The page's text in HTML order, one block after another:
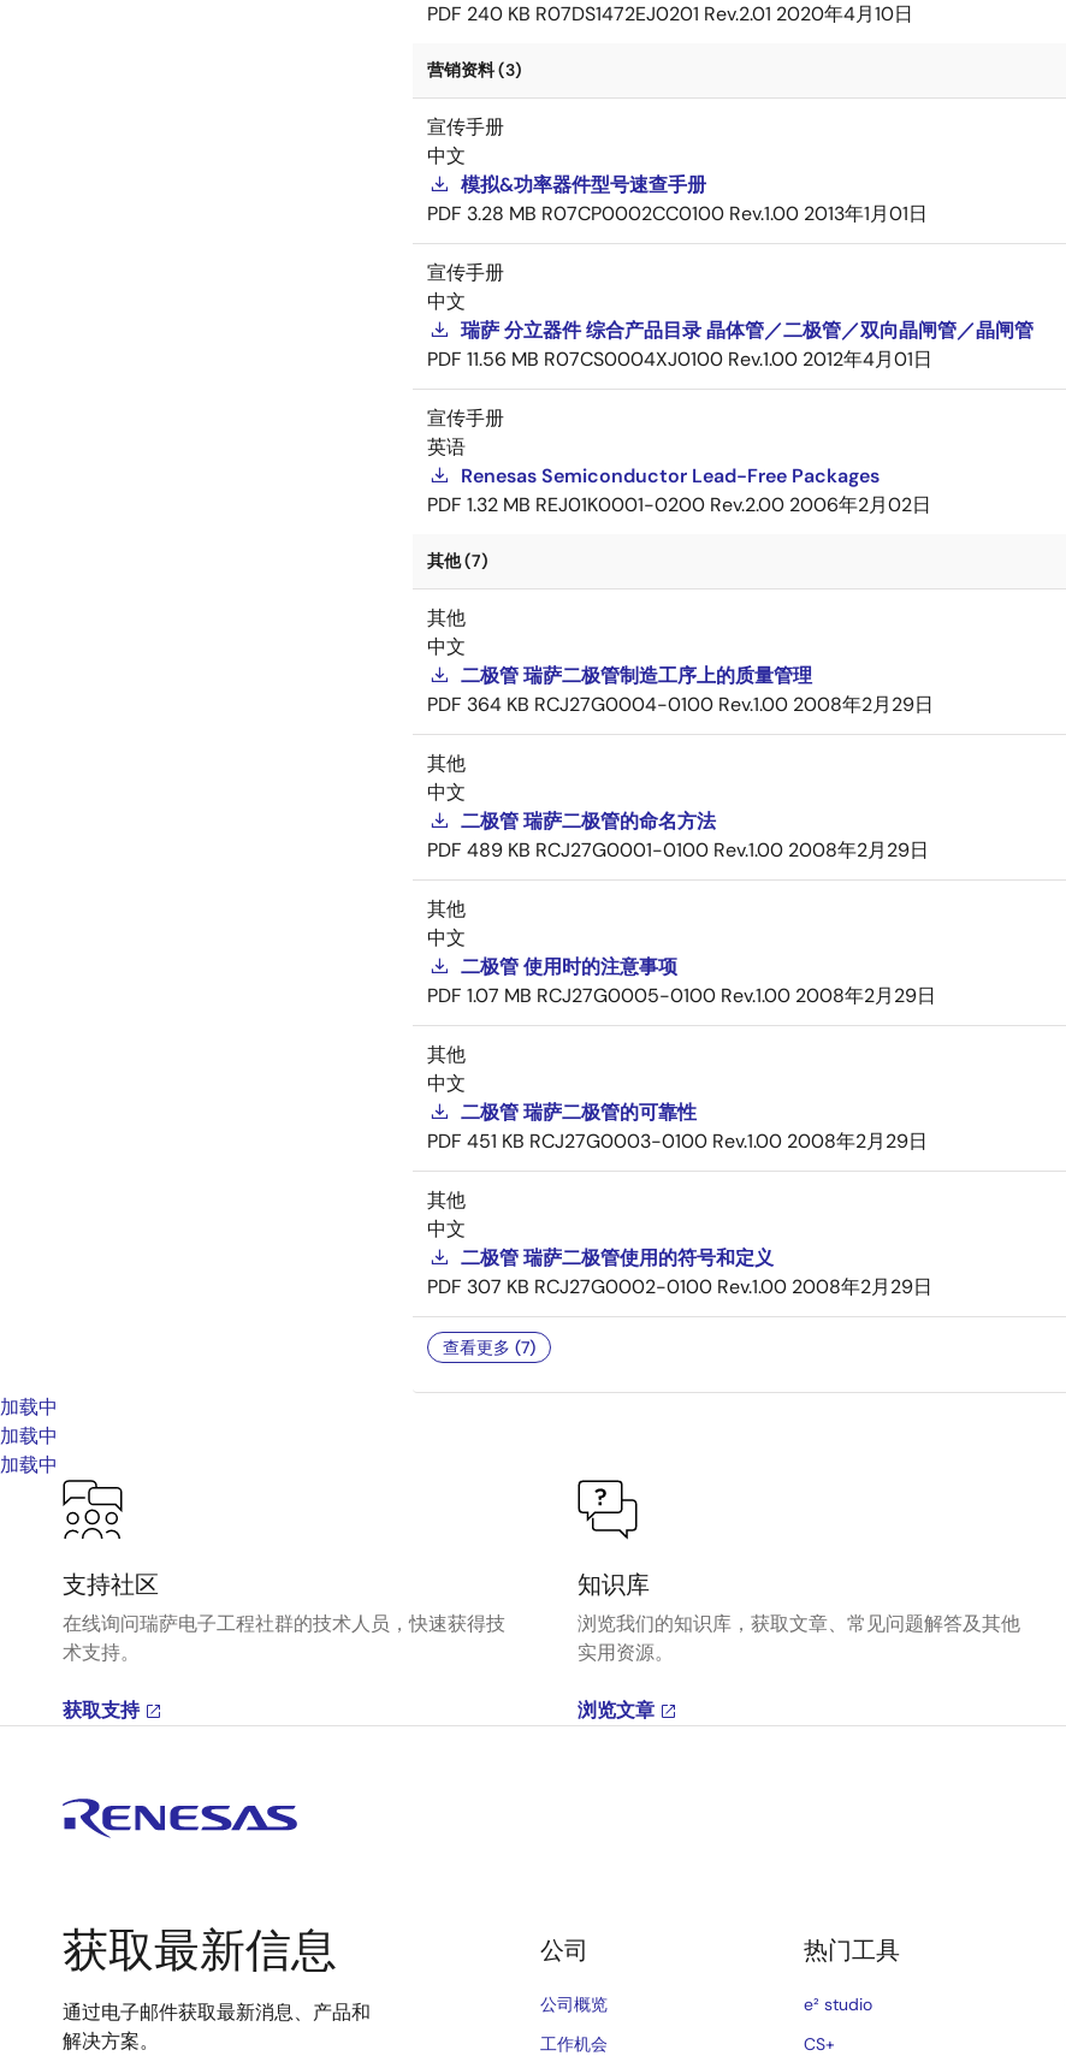
PDF 240 KB R07DS1472EJ0201 Rev.2.01 2020年4月10日
营销资料 (3)
宣传手册
中文
模拟&功率器件型号速查手册
PDF 3.28 MB R07CP0002CC0100 Rev.1.00 2013年1月01日
宣传手册
中文
瑞萨 分立器件 综合产品目录 晶体管／二极管／双向晶闸管／晶闸管
PDF 11.56 MB R07CS0004XJ0100 Rev.1.00 2012年4月01日
宣传手册
英语
Renesas Semiconductor Lead-Free Packages
PDF 1.32 MB REJ01K0001-0200 Rev.2.00 2006年2月02日
其他 (7)
其他
中文
二极管 瑞萨二极管制造工序上的质量管理
PDF 364 KB RCJ27G0004-0100 Rev.1.00 2008年2月29日
其他
中文
二极管 瑞萨二极管的命名方法
PDF 489 KB RCJ27G0001-0100 Rev.1.00 2008年2月29日
其他
中文
二极管 使用时的注意事项
PDF 1.07 MB RCJ27G0005-0100 Rev.1.00 2008年2月29日
其他
中文
二极管 瑞萨二极管的可靠性
PDF 451 KB RCJ27G0003-0100 Rev.1.00 2008年2月29日
其他
中文
二极管 瑞萨二极管使用的符号和定义
PDF 307 KB RCJ27G0002-0100 Rev.1.00 2008年2月29日
查看更多 (7)
加载中
加载中
加载中
支持社区
在线询问瑞萨电子工程社群的技术人员，快速获得技
术支持。
获取支持
知识库
浏览我们的知识库，获取文章、常见问题解答及其他
实用资源。
浏览文章
获取最新信息
通过电子邮件获取最新消息、产品和
解决方案。
公司
公司概览
工作机会
热门工具
e² studio
CS+